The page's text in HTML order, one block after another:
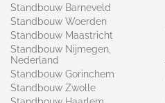
Standbouw Barneveld
Standbouw Woerden
Standbouw Maastricht
Standbouw Nijmegen,
Nederland
Standbouw Gorinchem
Standbouw Zwolle